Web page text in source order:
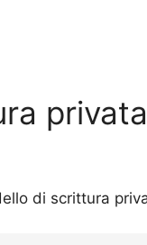
di scrittura